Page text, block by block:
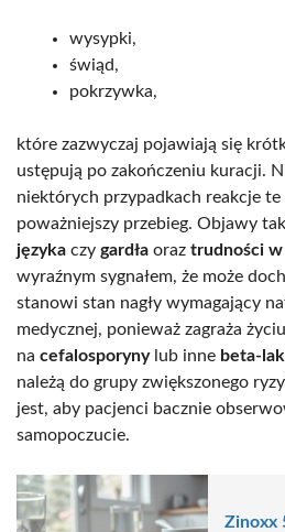
wysypki,
świąd,
pokrzywka,
które zazwyczaj pojawiają się
ustępują po zakończeniu kuracji.
niektórych przypadkach reakcje te
poważniejszy przebieg. Objawy
języka czy gardła oraz trudności
wyraźnym sygnałem, że może
stanowi stan nagły wymagający
medycznej, ponieważ zagraża
na cefalo­sporynylub inne beta-
należą do grupy zwiększonego
jest, aby pacjenci bacznie
samopoczucie.
Zinoxx